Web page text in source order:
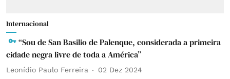
Internacional
“Sou de San Basilio de Palenque, considerada a primeira
cidade negra livre de toda a América”
Leonídio Paulo Ferreira 02 Dez 2024